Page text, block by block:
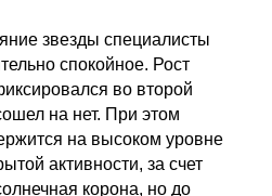
звезды специалисты
спокойное. Рост
во второй
на нет. При этом
на высоком уровне
активности, за счет
корона, но до